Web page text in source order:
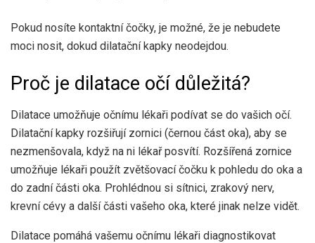
Pokud nosíte kontaktní čočky, je možné, že je nebudete
moci nosit, dokud dilatační kapky neodejdou.
Proč je dilatace očí důležitá?
Dilatace umožňuje očnímu lékaři podívat se do vašich očí.
Dilatační kapky rozšiřují zornici (černou část oka), aby se
nezmenšovala, když na ni lékař posvítí. Rozšířená zornice
umožňuje lékaři použít zvětšovací čočku k pohledu do oka a
do zadní části oka. Prohlédnou si sítnici, zrakový nerv,
krevní cévy a další části vašeho oka, které jinak nelze vidět.
Dilatace pomáhá vašemu očnímu lékaři diagnostikovat